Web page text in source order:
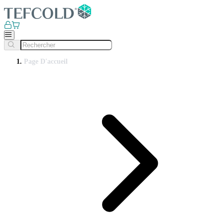
Page D'accueil